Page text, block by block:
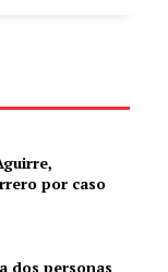
por caso
dos personas